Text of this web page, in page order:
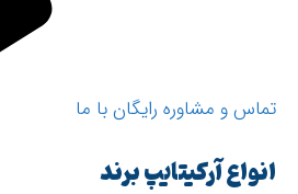
تماس و مشاوره رایگان با ما
انواع آرکیتایپ‌ برند